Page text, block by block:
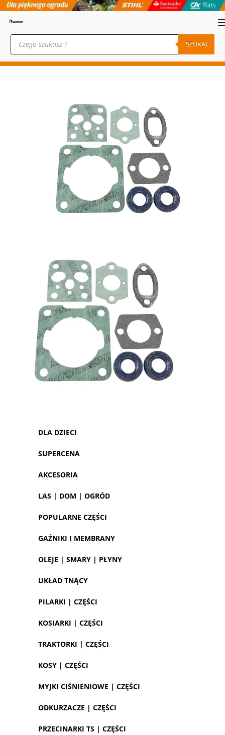
Wyszukiwarka
produktów SZUKAJ
DLA DZIECI
SUPERCENA
AKCESORIA
LAS | DOM | OGRÓD
POPULARNE CZĘŚCI
GAŹNIKI I MEMBRANY
OLEJE | SMARY | PŁYNY
UKŁAD TNĄCY
PILARKI | CZĘŚCI
KOSIARKI | CZĘŚCI
TRAKTORKI | CZĘŚCI
KOSY | CZĘŚCI
MYJKI CIŚNIENIOWE | CZĘŚCI
ODKURZACZE | CZĘŚCI
PRZECINARKI TS | CZĘŚCI